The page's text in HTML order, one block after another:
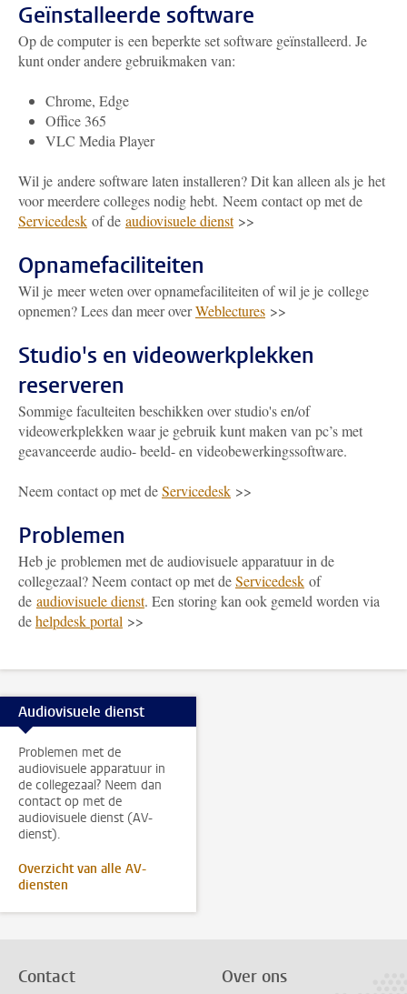
Geïnstalleerde software
Op de computer is een beperkte set software geïnstalleerd. Je
kunt onder andere gebruikmaken van:
Chrome, Edge
Office 365
VLC Media Player
Wil je andere software laten installeren? Dit kan alleen als je het
voor meerdere colleges nodig hebt. Neem contact op met de
Servicedesk of de audiovisuele dienst>>
Opnamefaciliteiten
Wil je meer weten over opnamefaciliteiten of wil je je college
opnemen? Lees dan meer overWeblectures >>
Studio's en videowerkplekken
reserveren
Sommige faculteiten beschikken over studio's en/of
videowerkplekken waar je gebruik kunt maken van pc’s met
geavanceerde audio- beeld- en videobewerkingssoftware.
Neem contact op met deServicedesk >>
Problemen
Heb je problemen met de audiovisuele apparatuur in de
collegezaal? Neem contact op met deServicedesk of
de audiovisuele dienst. Een storing kan ook gemeld worden via
dehelpdesk portal >>
Audiovisuele dienst
Problemen met de
audiovisuele apparatuur in
de collegezaal? Neem dan
contact op met de
audiovisuele dienst (AV-
dienst).
Overzicht van alle AV-
diensten
Contact Over ons